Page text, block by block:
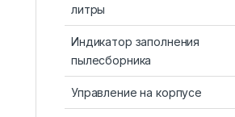
литры
Индикатор заполнения
пылесборника
Управление на корпусе